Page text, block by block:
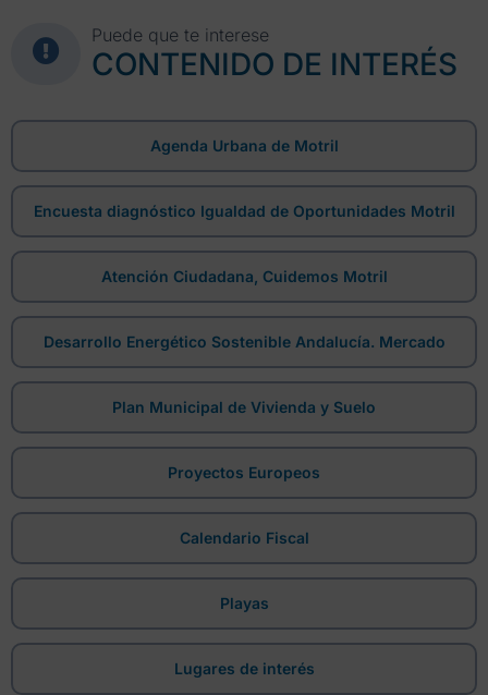
Puede que te interese
CONTENIDO DE INTERÉS
Agenda Urbana de Motril
Encuesta diagnóstico Igualdad de Oportunidades Motril
Atención Ciudadana, Cuidemos Motril
Desarrollo Energético Sostenible Andalucía. Mercado
Plan Municipal de Vivienda y Suelo
Proyectos Europeos
Calendario Fiscal
Playas
Lugares de interés